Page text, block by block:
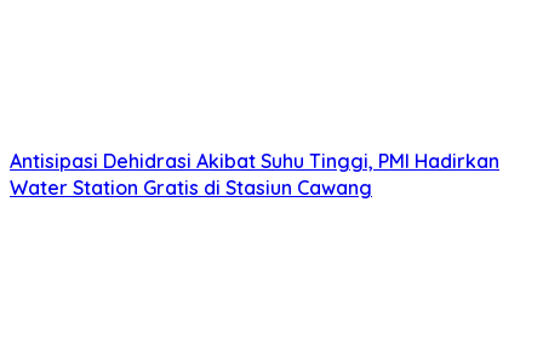
Antisipasi Dehidrasi Akibat Suhu Tinggi, PMI Hadirkan
Water Station Gratis di Stasiun Cawang